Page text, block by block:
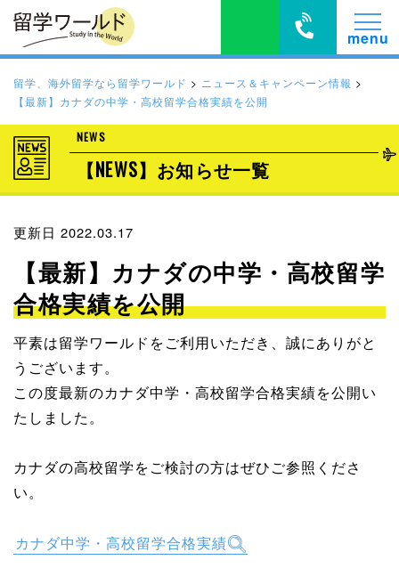
留学、海外留学なら留学ワールド > ニュース＆キャンペーン情報 >
【最新】カナダの中学・高校留学合格実績を公開
NEWS
【NEWS】お知らせ一覧
更新日 2022.03.17
【最新】カナダの中学・高校留学
合格実績を公開
平素は留学ワールドをご利用いただき、誠にありがと
うございます。
この度最新のカナダ中学・高校留学合格実績を公開い
たしました。
カナダの高校留学をご検討の方はぜひご参照くださ
い。
カナダ中学・高校留学合格実績